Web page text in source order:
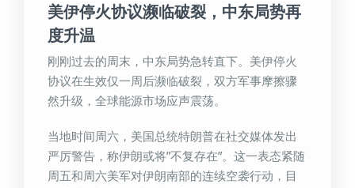
美伊停火协议濒临破裂，中东局势再
度升温
刚刚过去的周末，中东局势急转直下。美伊停火
协议在生效仅一周后濒临破裂，双方军事摩擦骤
然升级，全球能源市场应声震荡。
当地时间周六，美国总统特朗普在社交媒体发出
严厉警告，称伊朗或将”不复存在”。这一表态紧随
周五和周六美军对伊朗南部的连续空袭行动，目